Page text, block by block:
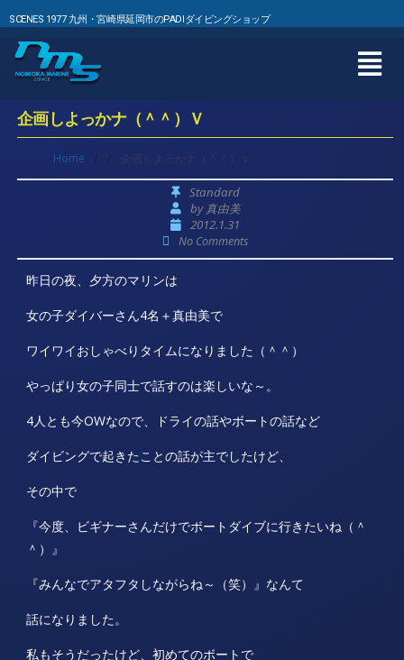
SCENES 1977 九州・宮崎県延岡市のPADIダイビングショップ
企画しよっかナ（＾＾）Ｖ
Home / / 企画しよっかナ（＾＾）ｖ
Standard
by真由美
2012.1.31
No Comments
昨日の夜、夕方のマリンは
女の子ダイバーさん4名＋真由美で
ワイワイおしゃべりタイムになりました（＾＾）
やっぱり女の子同士で話すのは楽しいな～。
4人とも今OWなので、ドライの話やボートの話など
ダイビングで起きたことの話が主でしたけど、
その中で
『今度、ビギナーさんだけでボートダイブに行きたいね（＾
＾）』
『みんなでアタフタしながらね～（笑）』なんて
話になりました。
私もそうだったけど、初めてのボートで